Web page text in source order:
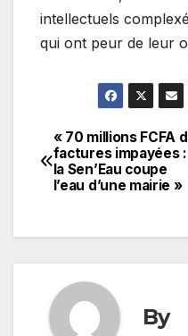
intellectuels
qui ont peur de leur
Navigation
de
« 70 millions FCFA
factures impayées :
la Sen’Eau coupe
l’eau d’une mairie »
By